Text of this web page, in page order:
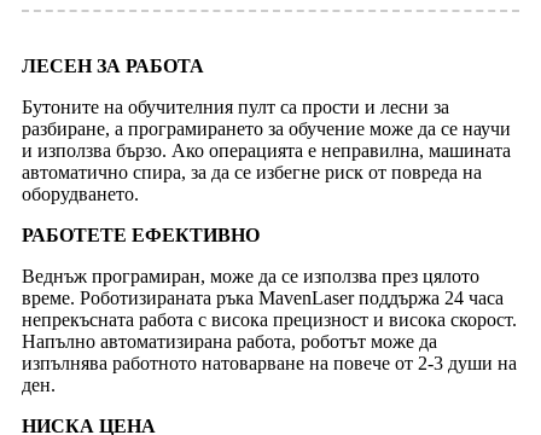
ЛЕСЕН ЗА РАБОТА
Бутоните на обучителния пулт са прости и лесни за
разбиране, а програмирането за обучение може да се научи
и използва бързо. Ако операцията е неправилна, машината
автоматично спира, за да се избегне риск от повреда на
оборудването.
РАБОТЕТЕ ЕФЕКТИВНО
Веднъж програмиран, може да се използва през цялото
време. Роботизираната ръка MavenLaser поддържа 24 часа
непрекъсната работа с висока прецизност и висока скорост.
Напълно автоматизирана работа, роботът може да
изпълнява работното натоварване на повече от 2-3 души на
ден.
НИСКА ЦЕНА